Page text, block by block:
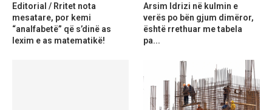
Editorial / Rritet nota
mesatare, por kemi
“analfabetë” që s’dinë as
lexim e as matematikë!
Arsim Idrizi në kulmin e
verës po bën gjum dimëror,
është rrethuar me tabela
pa...